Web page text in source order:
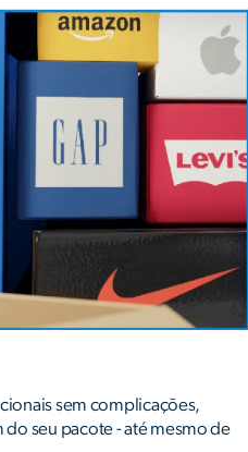
sem complicações,
seu pacote - até mesmo de